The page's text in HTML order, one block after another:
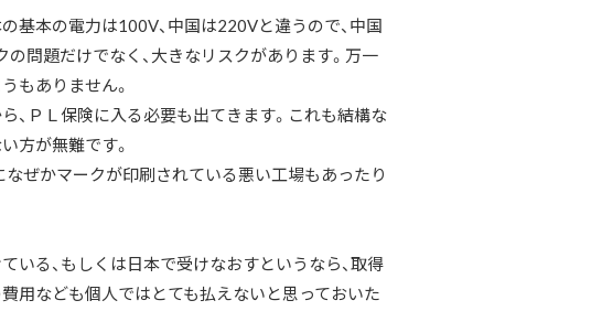
基本の電力は100V、中国は220Vと違うので、中国
問題だけでなく、大きなリスクがあります。万一
もありません。
、ＰＬ保険に入る必要も出てきます。これも結構な
方が無難です。
ぜかマークが印刷されている悪い工場もあったり
いる、もしくは日本で受けなおすというなら、取得
用なども個人ではとても払えないと思っておいた